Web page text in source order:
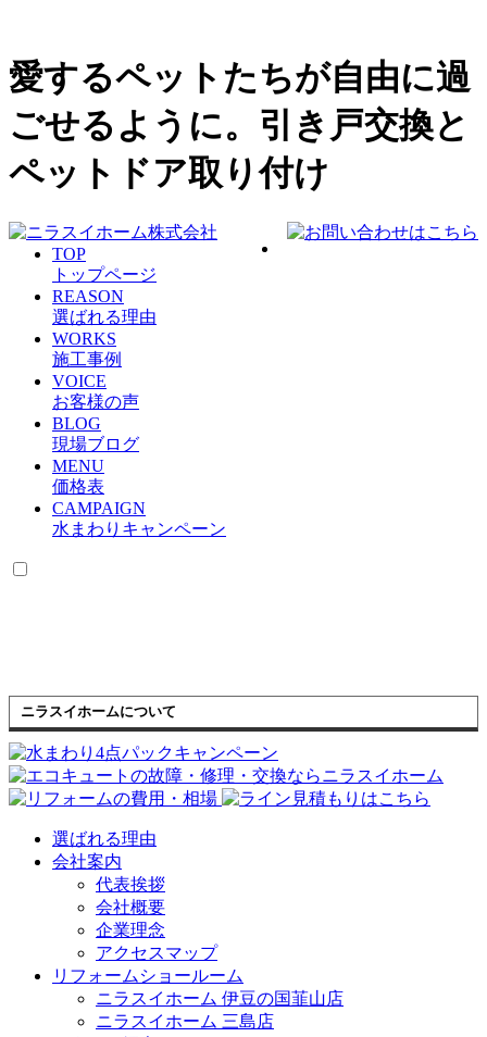
愛するペットたちが自由に過
ごせるように。引き戸交換と
ペットドア取り付け
TOP
トップページ
REASON
選ばれる理由
WORKS
施工事例
VOICE
お客様の声
BLOG
現場ブログ
MENU
価格表
CAMPAIGN
水まわりキャンペーン
ニラスイホームについて
選ばれる理由
会社案内
代表挨拶
会社概要
企業理念
アクセスマップ
リフォームショールーム
ニラスイホーム 伊豆の国韮山店
ニラスイホーム 三島店